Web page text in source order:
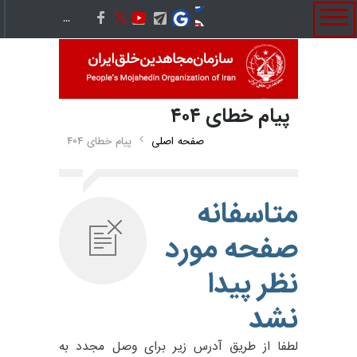
پيام خطای ۴۰۴
صفحه اصلی پيام خطای ۴۰۴
متاسفانه
صفحه مورد
نظر پيدا
نشد
لطفا از طريق آدرس زير براى وصل مجدد به